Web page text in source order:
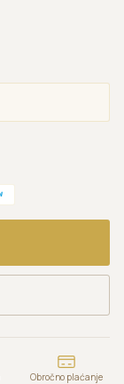
Obročno plaćanje